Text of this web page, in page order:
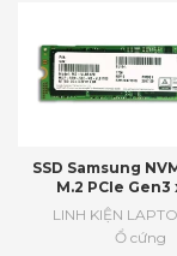
SSD Samsung
M.2 PCIe Gen3
LINH KIỆN
Ổ cứng